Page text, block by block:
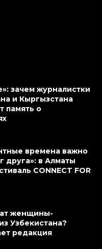
зачем журналистки
и Кыргызстана
память о
времена важно
друга»: в Алматы
CONNECT FOR
женщины-
Узбекистана?
редакция